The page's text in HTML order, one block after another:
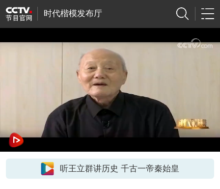
时代楷模发布厅
听王立群讲历史 千古一帝秦始皇